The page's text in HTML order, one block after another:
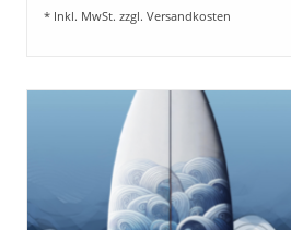
* Inkl. MwSt. zzgl. Versandkosten
Strandtuch - Liegetuch "scud""Egeria Tuch
für Strand und Freizeit" Liegetuch /
Badetuch" 75x150 cm. 100% Baumwolle -
Velours,
ZUM WARENKORB HINZUFÜGEN